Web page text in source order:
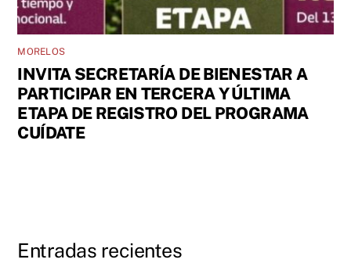
MORELOS
INVITA SECRETARÍA DE BIENESTAR A
PARTICIPAR EN TERCERA Y ÚLTIMA
ETAPA DE REGISTRO DEL PROGRAMA
CUÍDATE
Entradas recientes